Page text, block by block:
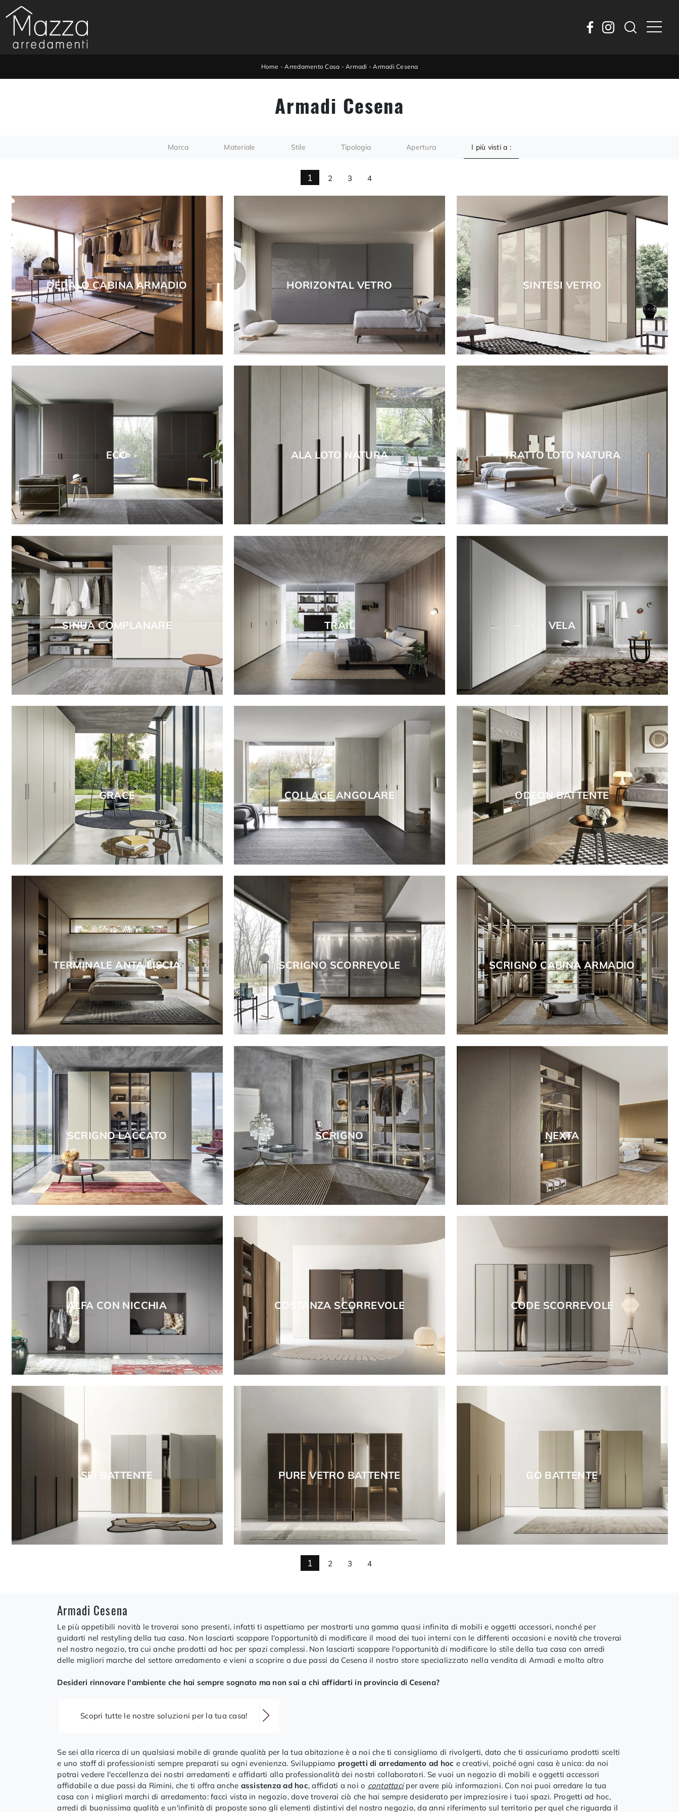
Home -Arredamento Casa - Armadi -Armadi Cesena
Armadi Cesena
Marca Materiale Stile Tipologia Apertura I più visti a :
1 2 3 4
DEDALO CABINA ARMADIO HORIZONTAL VETRO SINTESI VETRO
ECO ALA LOTO NATURA TRATTO LOTO NATURA
SINUA COMPLANARE TRAIL VELA
GRACE COLLAGE ANGOLARE ODEON BATTENTE
TERMINALE ANTA LISCIA SCRIGNO SCORREVOLE SCRIGNO CABINA ARMADIO
SCRIGNO LACCATO SCRIGNO NEXTA
ALFA CON NICCHIA COSTANZA SCORREVOLE CODE SCORREVOLE
SEI BATTENTE PURE VETRO BATTENTE GO BATTENTE
1 2 3 4
Armadi Cesena
Le più appetibili novità le troverai sono presenti, infatti ti aspettiamo per mostrarti una gamma quasi infinita di mobili e oggetti accessori, nonché per
guidarti nel restyling della tua casa. Non lasciarti scappare l'opportunità di modificare il mood dei tuoi interni con le differenti occasioni e novità che troverai
nel nostro negozio, tra cui anche prodotti ad hoc per spazi complessi. Non lasciarti scappare l'opportunità di modificare lo stile della tua casa con arredi
delle migliori marche del settore arredamento e vieni a scoprire a due passi da Cesena il nostro store specializzato nella vendita di Armadi e molto altro
Desideri rinnovare l'ambiente che hai sempre sognato ma non sai a chi affidarti in provincia di Cesena?
Scopri tutte le nostre soluzioni per la tua casa!
Se sei alla ricerca di un qualsiasi mobile di grande qualità per la tua abitazione è a noi che ti consigliamo di rivolgerti, dato che ti assicuriamo prodotti scelti
e uno staff di professionisti sempre preparati su ogni evenienza. Sviluppiamo progetti di arredamento ad hoc e creativi, poiché ogni casa è unica: da noi
potrai vedere l'eccellenza dei nostri arredamenti e affidarti alla professionalità dei nostri collaboratori. Se vuoi un negozio di mobili e oggetti accessori
affidabile a due passi da Rimini, che ti offra anche assistenza ad hoc, affidati a noi o contattaciper avere più informazioni. Con noi puoi arredare la tua
casa con i migliori marchi di arredamento: facci vista in negozio, dove troverai ciò che hai sempre desiderato per impreziosire i tuoi spazi. Progetti ad hoc,
arredi di buonissima qualità e un'infinità di proposte sono gli elementi distintivi del nostro negozio, da anni riferimento sul territorio per quel che riguarda il